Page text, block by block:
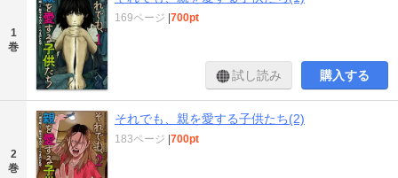
1
巻
169ページ |700pt
試し読み 購入する
2
巻
それでも、親を愛する子供たち(2)
183ページ |700pt